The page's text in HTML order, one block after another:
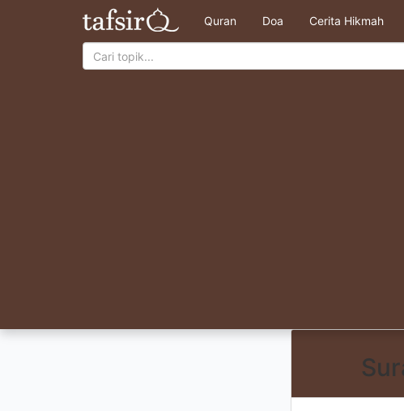
Quran Doa Cerita Hikmah